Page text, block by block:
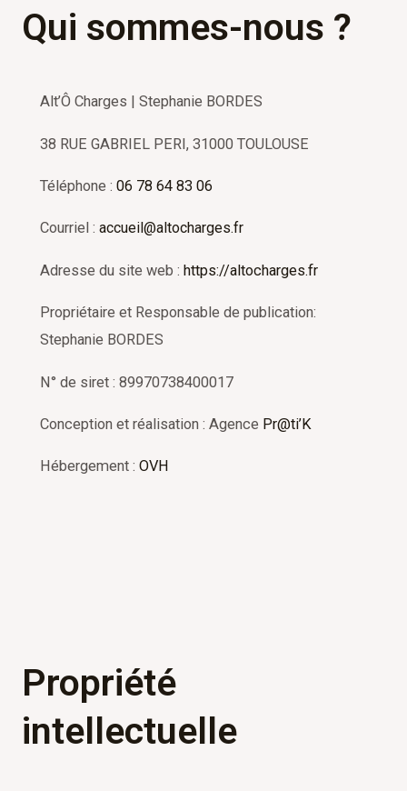
Qui sommes-nous ?
Alt’Ô Charges | Stephanie BORDES
38 RUE GABRIEL PERI, 31000 TOULOUSE
Téléphone : 06 78 64 83 06
Courriel : accueil@altocharges.fr
Adresse du site web : https://altocharges.fr
Propriétaire et Responsable de publication:
Stephanie BORDES
N° de siret : 89970738400017
Conception et réalisation : Agence Pr@ti’K
Hébergement : OVH
Propriété
intellectuelle